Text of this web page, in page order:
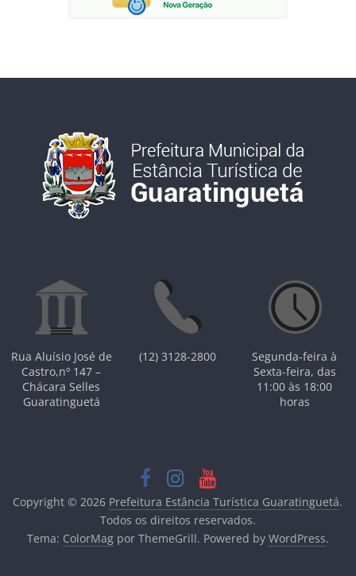
Rua Aluísio José de
Castro,nº 147 –
Chácara Selles
Guaratinguetá
(12) 3128-2800
Segunda-feira à
Sexta-feira, das
11:00 às 18:00
horas
Copyright © 2026 Prefeitura Estância Turística Guaratinguetá.
Todos os direitos reservados.
Tema: ColorMagpor ThemeGrill. Powered by WordPress.